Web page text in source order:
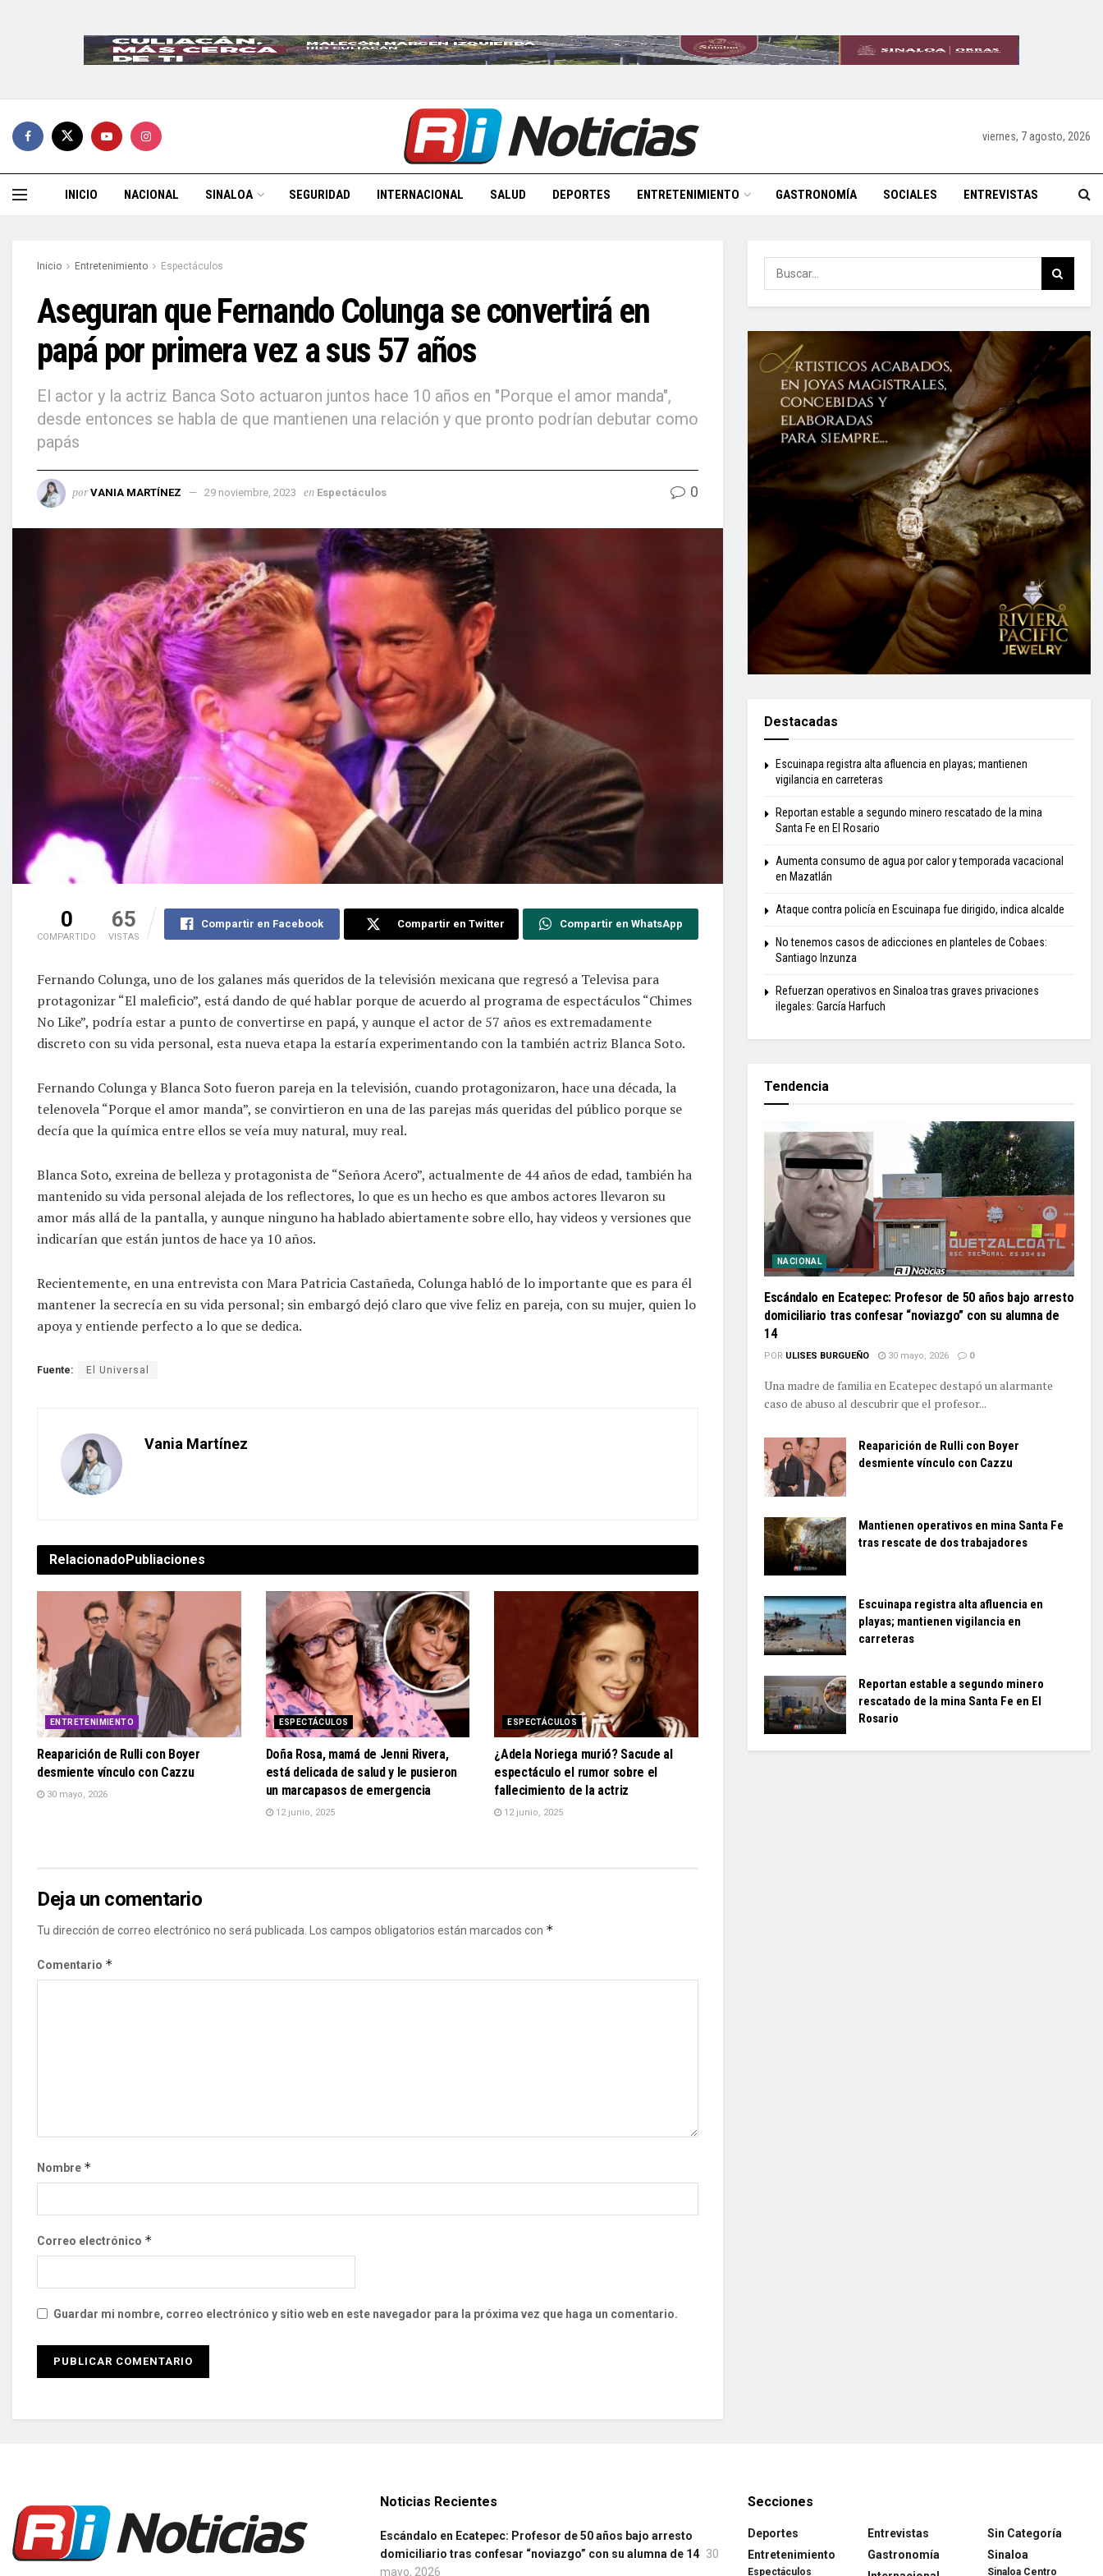
viernes, 7 agosto, 2026
INICIO NACIONAL SINALOA SEGURIDAD INTERNACIONAL SALUD DEPORTES ENTRETENIMIENTO GASTRONOMÍA SOCIALES ENTREVISTAS
Inicio Entretenimiento Espectáculos
Aseguran que Fernando Colunga se convertirá en
papá por primera vez a sus 57 años
El actor y la actriz Banca Soto actuaron juntos hace 10 años en "Porque el amor manda",
desde entonces se habla de que mantienen una relación y que pronto podrían debutar como
papás
por VANIA MARTÍNEZ 29 noviembre, 2023 en Espectáculos 0
0
COMPARTIDO
65
VISTAS
Compartir en Facebook Compartir en Twitter Compartir en WhatsApp
Fernando Colunga, uno de los galanes más queridos de la televisión mexicana que regresó a Televisa para
protagonizar “El maleficio”, está dando de qué hablar porque de acuerdo al programa de espectáculos “Chimes
No Like”, podría estar a punto de convertirse en papá, y aunque el actor de 57 años es extremadamente
discreto con su vida personal, esta nueva etapa la estaría experimentando con la también actriz Blanca Soto.
Fernando Colunga y Blanca Soto fueron pareja en la televisión, cuando protagonizaron, hace una década, la
telenovela “Porque el amor manda”, se convirtieron en una de las parejas más queridas del público porque se
decía que la química entre ellos se veía muy natural, muy real.
Blanca Soto, exreina de belleza y protagonista de “Señora Acero”, actualmente de 44 años de edad, también ha
mantenido su vida personal alejada de los reflectores, lo que es un hecho es que ambos actores llevaron su
amor más allá de la pantalla, y aunque ninguno ha hablado abiertamente sobre ello, hay videos y versiones que
indicarían que están juntos de hace ya 10 años.
Recientemente, en una entrevista con Mara Patricia Castañeda, Colunga habló de lo importante que es para él
mantener la secrecía en su vida personal; sin embargó dejó claro que vive feliz en pareja, con su mujer, quien lo
apoya y entiende perfecto a lo que se dedica.
Fuente: El Universal
Vania Martínez
RelacionadoPubliaciones
ENTRETENIMIENTO
Reaparición de Rulli con Boyer
desmiente vínculo con Cazzu
30 mayo, 2026
ESPECTÁCULOS
Doña Rosa, mamá de Jenni Rivera,
está delicada de salud y le pusieron
un marcapasos de emergencia
12 junio, 2025
ESPECTÁCULOS
¿Adela Noriega murió? Sacude al
espectáculo el rumor sobre el
fallecimiento de la actriz
12 junio, 2025
Deja un comentario
Tu dirección de correo electrónico no será publicada. Los campos obligatorios están marcados con *
Comentario *
Nombre *
Correo electrónico *
Guardar mi nombre, correo electrónico y sitio web en este navegador para la próxima vez que haga un comentario.
Destacadas
Escuinapa registra alta afluencia en playas; mantienen
vigilancia en carreteras
Reportan estable a segundo minero rescatado de la mina
Santa Fe en El Rosario
Aumenta consumo de agua por calor y temporada vacacional
en Mazatlán
Ataque contra policía en Escuinapa fue dirigido, indica alcalde
No tenemos casos de adicciones en planteles de Cobaes:
Santiago Inzunza
Refuerzan operativos en Sinaloa tras graves privaciones
ilegales: García Harfuch
Tendencia
NACIONAL
Escándalo en Ecatepec: Profesor de 50 años bajo arresto
domiciliario tras confesar “noviazgo” con su alumna de
14
POR ULISES BURGUEÑO 30 mayo, 2026 0
Una madre de familia en Ecatepec destapó un alarmante
caso de abuso al descubrir que el profesor...
Reaparición de Rulli con Boyer
desmiente vínculo con Cazzu
Mantienen operativos en mina Santa Fe
tras rescate de dos trabajadores
Escuinapa registra alta afluencia en
playas; mantienen vigilancia en
carreteras
Reportan estable a segundo minero
rescatado de la mina Santa Fe en El
Rosario
Noticias Recientes
Escándalo en Ecatepec: Profesor de 50 años bajo arresto
domiciliario tras confesar “noviazgo” con su alumna de 14 30
mayo, 2026
Secciones
Deportes
Entretenimiento
Espectáculos
Entrevistas
Gastronomía
Sin Categoría
Sinaloa
Sinaloa Centro